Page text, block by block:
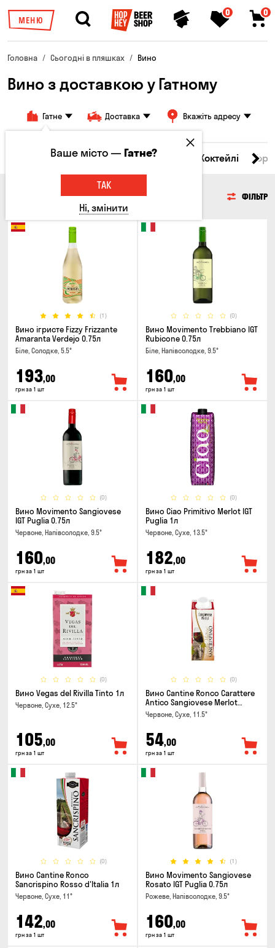
МЕНЮ
0 0
Головна Сьогодні в пляшках Вино
Вино з доставкою у Гатному
Гатне Доставка Вкажіть адресу
Пиво Сидр Вино Коктейлі
ФІЛЬТР
(1)
Вино ігристе Fizzy Frizzante
Amaranta Verdejo 0.75л
Біле, Солодке, 5.5°
193,00
грн за 1 шт
(0)
Вино Movimento Trebbiano IGT
Rubicone 0.75л
Біле, Напівсолодке, 9.5°
160,00
грн за 1 шт
(0)
Вино Movimento Sangiovese
IGT Puglia 0.75л
Червоне, Напівсолодке, 9.5°
160,00
грн за 1 шт
(0)
Вино Ciao Primitivo Merlot IGT
Puglia 1л
Червоне, Сухе, 13.5°
182,00
грн за 1 шт
(0)
Вино Vegas del Rivilla Tinto 1л
Червоне, Сухе, 12.5°
105,00
грн за 1 шт
(0)
Вино Cantine Ronco Carattere
Antico Sangiovese Merlot
Rubicone IGT 0.25л
Червоне, Сухе, 11.5°
54,00
грн за 1 шт
(0)
Вино Cantine Ronco
Sancrispino Rosso d'Italia 1л
Червоне, Сухе, 11°
142,00
грн за 1 шт
(1)
Вино Movimento Sangiovese
Rosato IGT Puglia 0.75л
Рожеве, Напівсолодке, 9.5°
160,00
грн за 1 шт
Ваше місто —Гатне?
ТАК
Ні, змінити